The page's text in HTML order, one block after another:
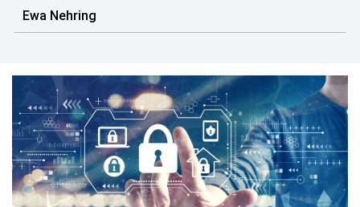
Ewa Nehring